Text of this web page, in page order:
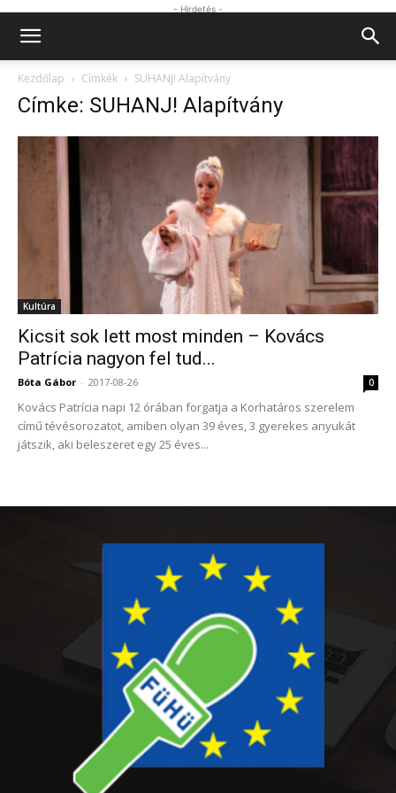
- Hirdetés -
Kezdőlap Címkék SUHANJ! Alapítvány
Címke: SUHANJ! Alapítvány
Kultúra
Kicsit sok lett most minden – Kovács
Patrícia nagyon fel tud...
Bóta Gábor - 2017-08-26 0
Kovács Patrícia napi 12 órában forgatja a Korhatáros szerelem
című tévésorozatot, amiben olyan 39 éves, 3 gyerekes anyukát
játszik, aki beleszeret egy 25 éves...